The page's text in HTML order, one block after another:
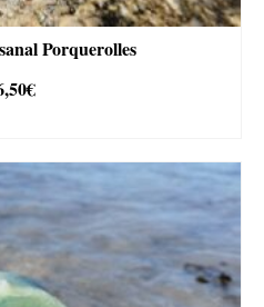
Porquerolles
€